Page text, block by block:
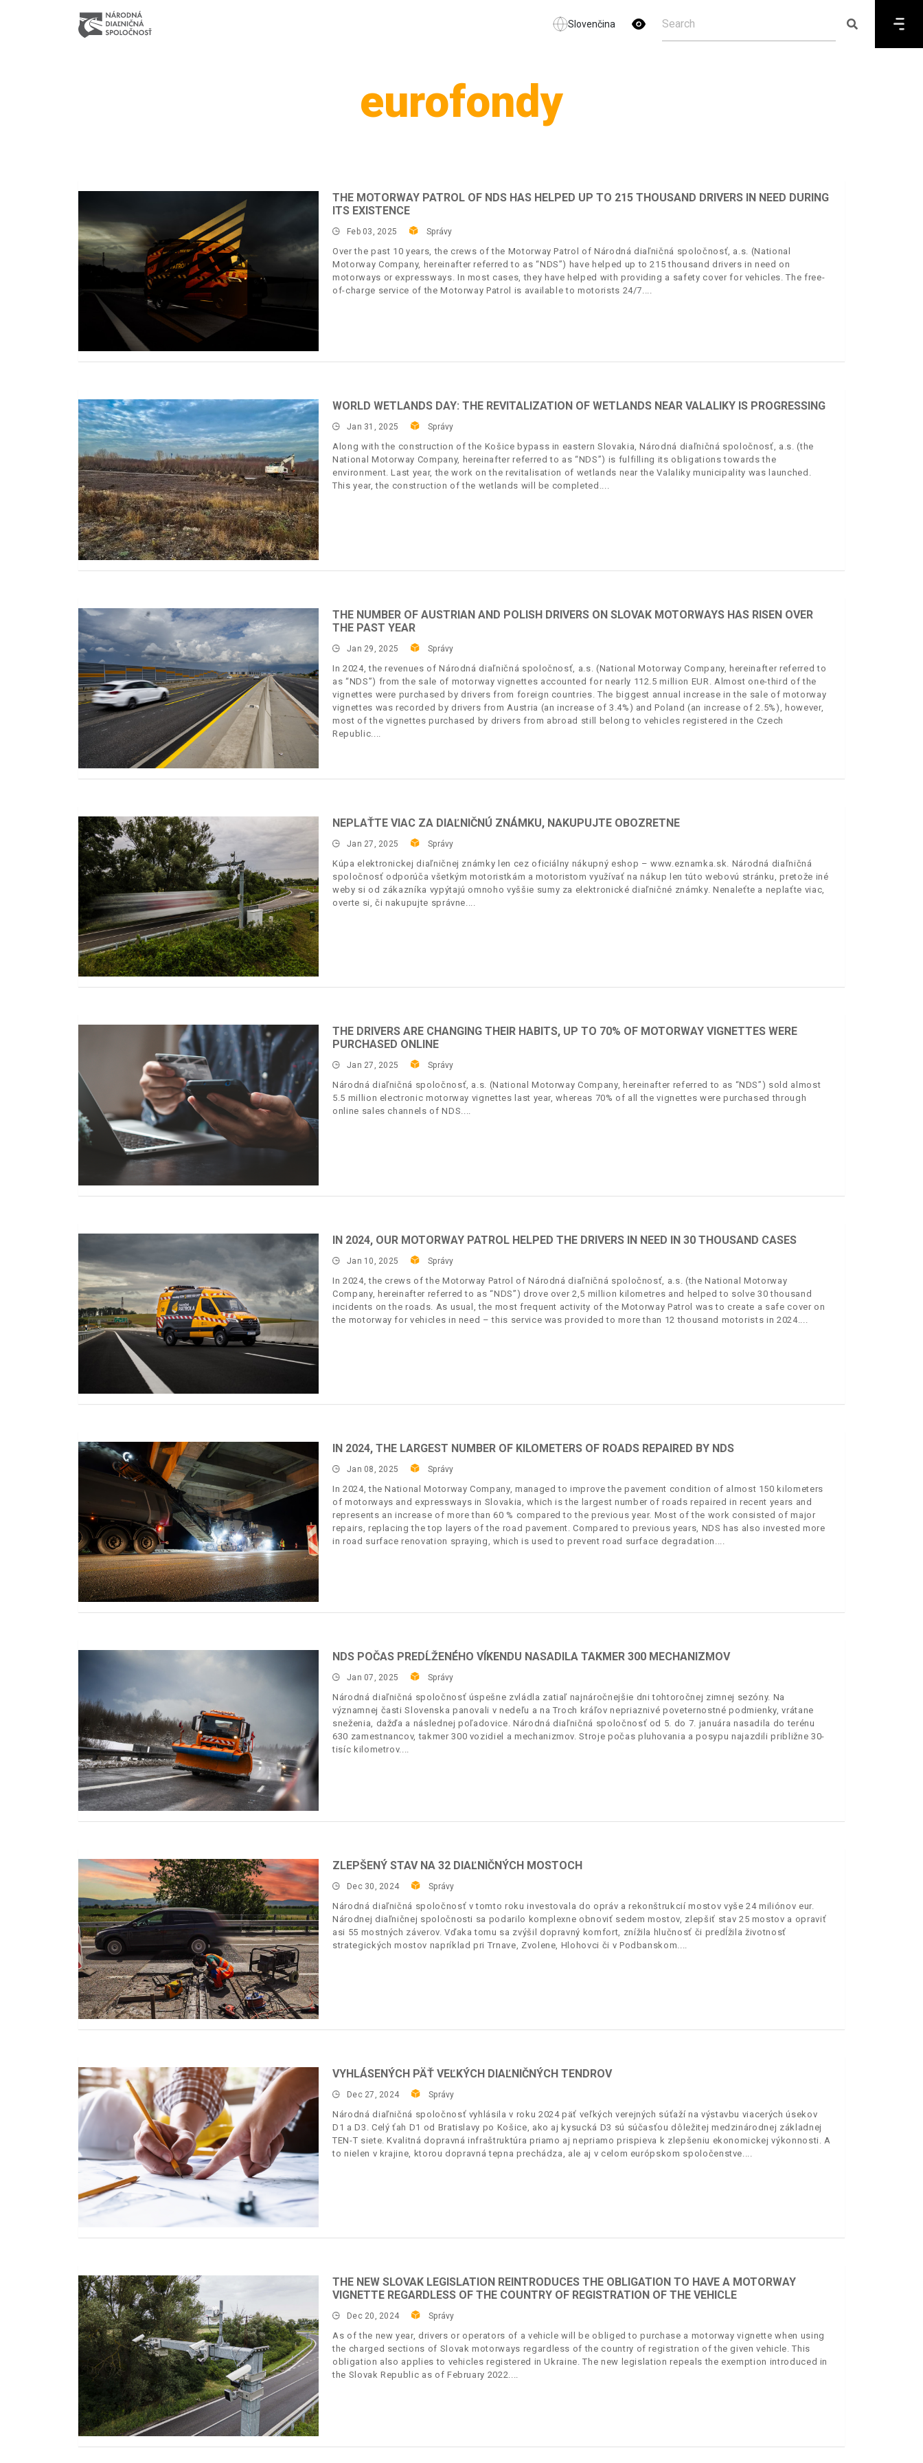
Slovenčina
eurofondy
THE MOTORWAY PATROL OF NDS HAS HELPED UP TO 215 THOUSAND DRIVERS IN NEED DURING
ITS EXISTENCE
Feb 03, 2025 Správy
Over the past 10 years, the crews of the Motorway Patrol of Národná diaľničná spoločnosť, a.s. (National
Motorway Company, hereinafter referred to as “NDS”) have helped up to 215 thousand drivers in need on
motorways or expressways. In most cases, they have helped with providing a safety cover for vehicles. The free-
of-charge service of the Motorway Patrol is available to motorists 24/7.
WORLD WETLANDS DAY: THE REVITALIZATION OF WETLANDS NEAR VALALIKY IS PROGRESSING
Jan 31, 2025 Správy
Along with the construction of the Košice bypass in eastern Slovakia, Národná diaľničná spoločnosť, a.s. (the
National Motorway Company, hereinafter referred to as “NDS”) is fulfilling its obligations towards the
environment. Last year, the work on the revitalisation of wetlands near the Valaliky municipality was launched.
This year, the construction of the wetlands will be completed.
THE NUMBER OF AUSTRIAN AND POLISH DRIVERS ON SLOVAK MOTORWAYS HAS RISEN OVER
THE PAST YEAR
Jan 29, 2025 Správy
In 2024, the revenues of Národná diaľničná spoločnosť, a.s. (National Motorway Company, hereinafter referred to
as “NDS”) from the sale of motorway vignettes accounted for nearly 112.5 million EUR. Almost one-third of the
vignettes were purchased by drivers from foreign countries. The biggest annual increase in the sale of motorway
vignettes was recorded by drivers from Austria (an increase of 3.4%) and Poland (an increase of 2.5%), however,
most of the vignettes purchased by drivers from abroad still belong to vehicles registered in the Czech
Republic.
NEPLAŤTE VIAC ZA DIAĽNIČNÚ ZNÁMKU, NAKUPUJTE OBOZRETNE
Jan 27, 2025 Správy
Kúpa elektronickej diaľničnej známky len cez oficiálny nákupný eshop – www.eznamka.sk. Národná diaľničná
spoločnosť odporúča všetkým motoristkám a motoristom využívať na nákup len túto webovú stránku, pretože iné
weby si od zákazníka vypýtajú omnoho vyššie sumy za elektronické diaľničné známky. Nenaleťte a neplaťte viac,
overte si, či nakupujte správne.
THE DRIVERS ARE CHANGING THEIR HABITS, UP TO 70% OF MOTORWAY VIGNETTES WERE
PURCHASED ONLINE
Jan 27, 2025 Správy
Národná diaľničná spoločnosť, a.s. (National Motorway Company, hereinafter referred to as “NDS”) sold almost
5.5 million electronic motorway vignettes last year, whereas 70% of all the vignettes were purchased through
online sales channels of NDS.
IN 2024, OUR MOTORWAY PATROL HELPED THE DRIVERS IN NEED IN 30 THOUSAND CASES
Jan 10, 2025 Správy
In 2024, the crews of the Motorway Patrol of Národná diaľničná spoločnosť, a.s. (the National Motorway
Company, hereinafter referred to as “NDS”) drove over 2,5 million kilometres and helped to solve 30 thousand
incidents on the roads. As usual, the most frequent activity of the Motorway Patrol was to create a safe cover on
the motorway for vehicles in need – this service was provided to more than 12 thousand motorists in 2024.
IN 2024, THE LARGEST NUMBER OF KILOMETERS OF ROADS REPAIRED BY NDS
Jan 08, 2025 Správy
In 2024, the National Motorway Company, managed to improve the pavement condition of almost 150 kilometers
of motorways and expressways in Slovakia, which is the largest number of roads repaired in recent years and
represents an increase of more than 60 % compared to the previous year. Most of the work consisted of major
repairs, replacing the top layers of the road pavement. Compared to previous years, NDS has also invested more
in road surface renovation spraying, which is used to prevent road surface degradation.
NDS POČAS PREDĹŽENÉHO VÍKENDU NASADILA TAKMER 300 MECHANIZMOV
Jan 07, 2025 Správy
Národná diaľničná spoločnosť úspešne zvládla zatiaľ najnáročnejšie dni tohtoročnej zimnej sezóny. Na
významnej časti Slovenska panovali v nedeľu a na Troch kráľov nepriaznivé poveternostné podmienky, vrátane
sneženia, dažďa a následnej poľadovice. Národná diaľničná spoločnosť od 5. do 7. januára nasadila do terénu
630 zamestnancov, takmer 300 vozidiel a mechanizmov. Stroje počas pluhovania a posypu najazdili približne 30-
tisíc kilometrov.
ZLEPŠENÝ STAV NA 32 DIAĽNIČNÝCH MOSTOCH
Dec 30, 2024 Správy
Národná diaľničná spoločnosť v tomto roku investovala do opráv a rekonštrukcií mostov vyše 24 miliónov eur.
Národnej diaľničnej spoločnosti sa podarilo komplexne obnoviť sedem mostov, zlepšiť stav 25 mostov a opraviť
asi 55 mostných záverov. Vďaka tomu sa zvýšil dopravný komfort, znížila hlučnosť či predĺžila životnosť
strategických mostov napríklad pri Trnave, Zvolene, Hlohovci či v Podbanskom.
VYHLÁSENÝCH PÄŤ VEĽKÝCH DIAĽNIČNÝCH TENDROV
Dec 27, 2024 Správy
Národná diaľničná spoločnosť vyhlásila v roku 2024 päť veľkých verejných súťaží na výstavbu viacerých úsekov
D1 a D3. Celý ťah D1 od Bratislavy po Košice, ako aj kysucká D3 sú súčasťou dôležitej medzinárodnej základnej
TEN-T siete. Kvalitná dopravná infraštruktúra priamo aj nepriamo prispieva k zlepšeniu ekonomickej výkonnosti. A
to nielen v krajine, ktorou dopravná tepna prechádza, ale aj v celom európskom spoločenstve.
THE NEW SLOVAK LEGISLATION REINTRODUCES THE OBLIGATION TO HAVE A MOTORWAY
VIGNETTE REGARDLESS OF THE COUNTRY OF REGISTRATION OF THE VEHICLE
Dec 20, 2024 Správy
As of the new year, drivers or operators of a vehicle will be obliged to purchase a motorway vignette when using
the charged sections of Slovak motorways regardless of the country of registration of the given vehicle. This
obligation also applies to vehicles registered in Ukraine. The new legislation repeals the exemption introduced in
the Slovak Republic as of February 2022.